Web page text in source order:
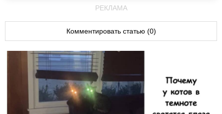
РЕКЛАМА
Комментировать статью (0)